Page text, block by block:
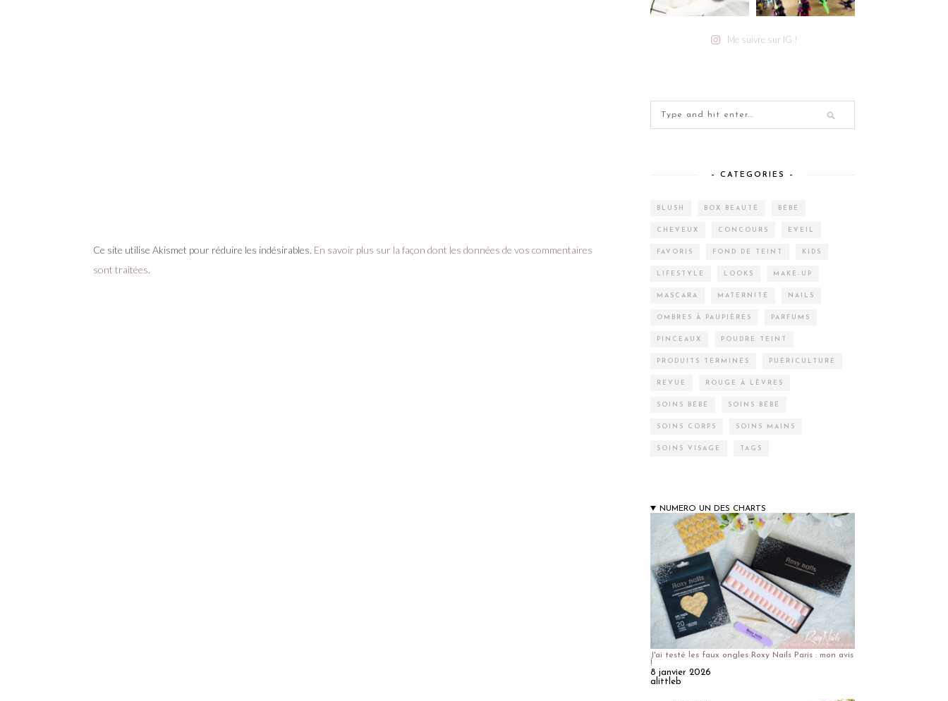
Ce site utilise Akismet pour réduire les indésirables. En savoir plus sur la façon dont les données de vos commentaires
sont traitées.
Me suivre sur IG !
– CATEGORIES –
BLUSH BOX BEAUTÉ BÉBÉ
CHEVEUX CONCOURS EVEIL
FAVORIS FOND DE TEINT KIDS
LIFESTYLE LOOKS MAKE-UP
MASCARA MATERNITÉ NAILS
OMBRES À PAUPIÈRES PARFUMS
PINCEAUX POUDRE TEINT
PRODUITS TERMINÉS PUÉRICULTURE
REVUE ROUGE À LÈVRES
SOINS BÉBÉ SOINS BÉBÉ
SOINS CORPS SOINS MAINS
SOINS VISAGE TAGS
NUMERO UN DES CHARTS
J'ai testé les faux ongles Roxy Nails Paris : mon avis
!
8 janvier 2026
alittleb